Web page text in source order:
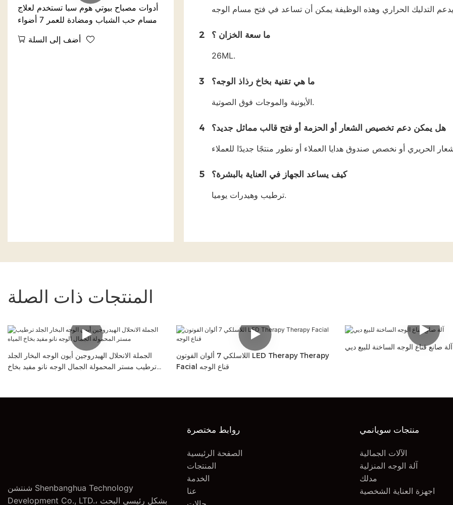
2 ما سعة الخزان ؟
26ML.
3 ما هي تقنية بخاخ رذاذ الوجه؟
الأيونية والموجات فوق الصوتية.
4 هل يمكن دعم تخصيص الشعار أو الحزمة أو فتح قالب مماثل جديد؟
5 كيف يساعد الجهاز في العناية بالبشرة؟
ترطيب وهيدرات يوميا.
أدوات مصباح بيوتي هوم سبا تستخدم لعلاج
مسام حب الشباب ومضادة للعمر 7 أضواء
أضف إلى السلة
المنتجات ذات الصلة
الجملة الانحلال الهيدروجين أيون الوجه البخار الجلد
ترطيب مستر المحمولة الجمال الوجه نانو مفيد بخاخ
اللاسلكي 7 ألوان الفوتون LED Therapy Therapy
Facial قناع الوجه
آلة صانع قناع الوجه الساخنة للبيع ديي
شنتشن Shenbanghua Technology
Development Co., LTD.، بشكل رئيسي البحث
روابط مختصرة
الصفحة الرئيسية
المنتجات
الخدمة
عنا
منتجات سويانمي
الآلات الجمالية
آلة الوجه المنزلية
مدلك
اجهزة العناية الشخصية